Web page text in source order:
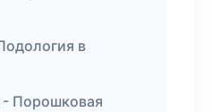
в
Порошковая